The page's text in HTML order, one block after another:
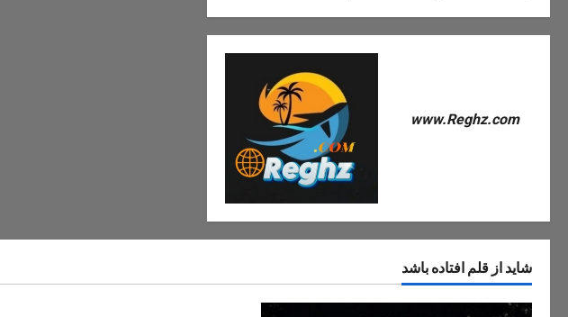
www.Reghz.com
شاید از قلم افتاده باشد